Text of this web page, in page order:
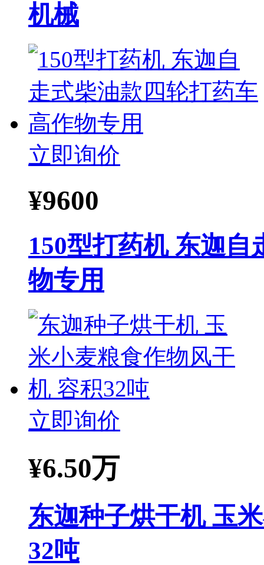
机械
立即询价
¥9600
150型打药机 东迦
物专用
立即询价
¥6.50万
东迦种子烘干机 玉
32吨